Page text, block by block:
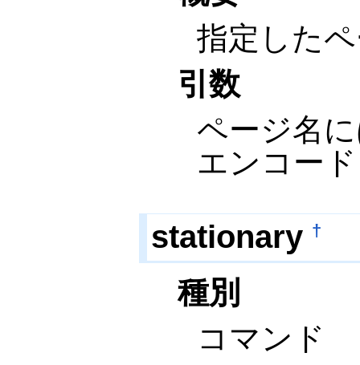
指定した
引数
ページ名
エンコー
stationary †
種別
コマンド